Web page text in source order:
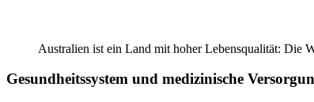
Australien ist ein Land mit hoher Lebensqualität: Die
Gesundheitssystem und medizinische